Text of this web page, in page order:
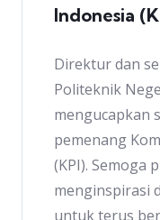
Indonesia
Direktur dan
Politeknik
mengucapkan
pemenang
(KPI). Semoga
menginspirasi
untuk terus